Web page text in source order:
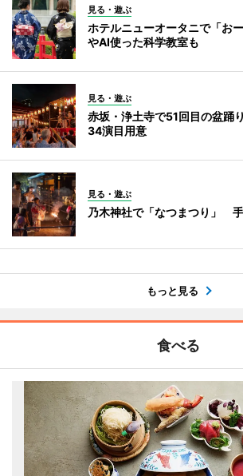
見る・遊ぶ
ホテルニューオータニで「お
やAI使った科学教室も
見る・遊ぶ
赤坂・浄土寺で51回目の盆
34演目用意
見る・遊ぶ
乃木神社で「なつまつり」
もっと見る
食べる